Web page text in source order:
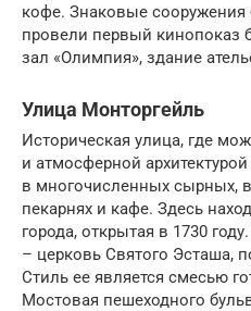
кофе. Знаковые сооружения
провели первый кинопоказ
зал «Олимпия», здание
Улица Монторгейль
Историческая улица, где
и атмосферной
в многочисленных сырных,
пекарнях и кафе. Здесь
города, открытая в 1730
– церковь Святого Эсташа,
Стиль ее является смесью
Мостовая пешеходного